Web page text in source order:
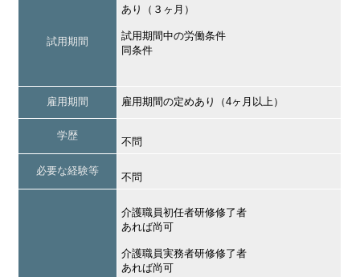
試用期間
あり（３ヶ月）
試用期間中の労働条件
同条件
雇用期間 雇用期間の定めあり（4ヶ月以上）
学歴
不問
必要な経験等
不問
介護職員初任者研修修了者
あれば尚可
介護職員実務者研修修了者
あれば尚可